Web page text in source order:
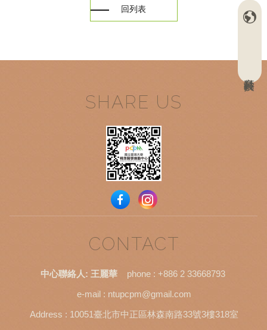
×
回列表
SHARE US
CONTACT
中心聯絡人: 王麗華 phone : +886 2 33668793
e-mail : ntupcpm@gmail.com
Address : 10051臺北市中正區林森南路33號3樓318室